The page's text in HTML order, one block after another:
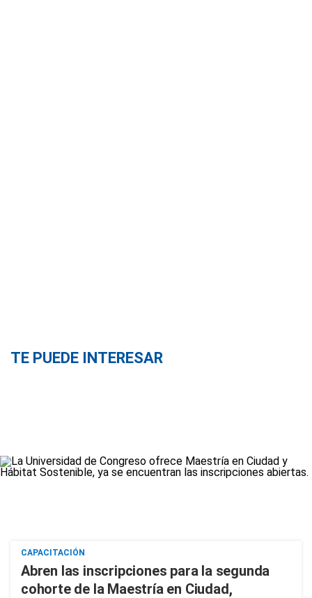
TE PUEDE INTERESAR
CAPACITACIÓN
Abren las inscripciones para la segunda
cohorte de la Maestría en Ciudad,